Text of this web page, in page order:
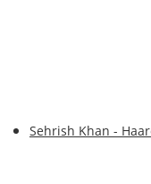
Sehrish Khan -